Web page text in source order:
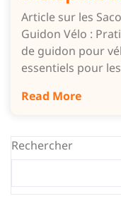
Article sur les
Guidon Vélo :
de guidon pour
essentiels pour
Read More
Rechercher